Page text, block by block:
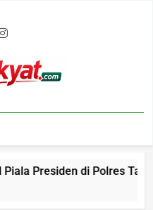
Presiden di Polres